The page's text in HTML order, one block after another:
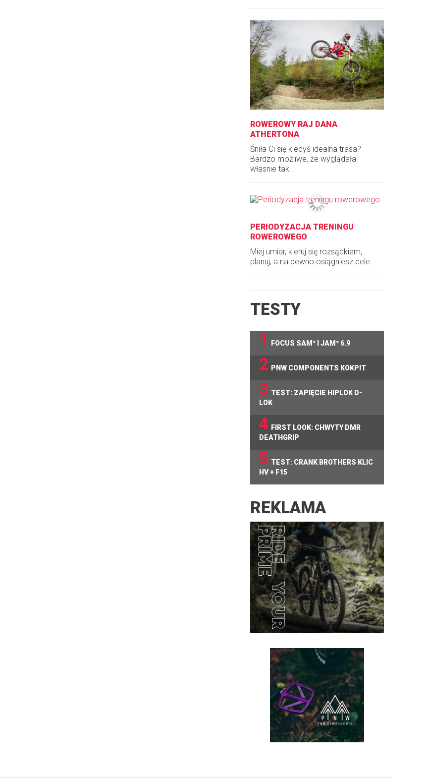
ROWEROWY RAJ DANA
ATHERTONA
Śniła Ci się kiedyś idealna trasa?
Bardzo możliwe, że wyglądała
własnie tak...
PERIODYZACJA TRENINGU
ROWEROWEGO
Miej umiar, kieruj się rozsądkiem,
planuj, a na pewno osiągniesz cele...
TESTY
1
FOCUS SAM² I JAM² 6.9
2 PNW COMPONENTS KOKPIT
3 TEST: ZAPIĘCIE HIPLOK D-
LOK
4 FIRST LOOK: CHWYTY DMR
DEATHGRIP
5 TEST: CRANK BROTHERS KLIC
HV + F15
REKLAMA